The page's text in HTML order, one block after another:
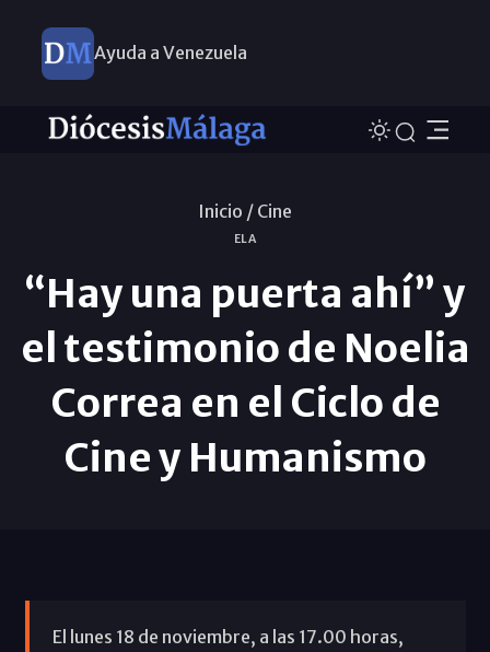
Ayuda a Venezuela
Inicio / Cine
ELA
“Hay una puerta ahí” y
el testimonio de Noelia
Correa en el Ciclo de
Cine y Humanismo
El lunes 18 de noviembre, a las 17.00 horas,